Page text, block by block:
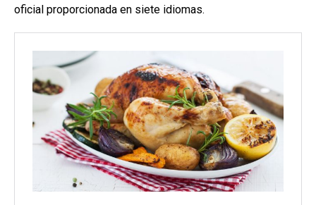
oficial proporcionada en siete idiomas.